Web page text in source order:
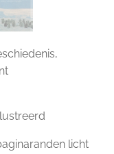
licht